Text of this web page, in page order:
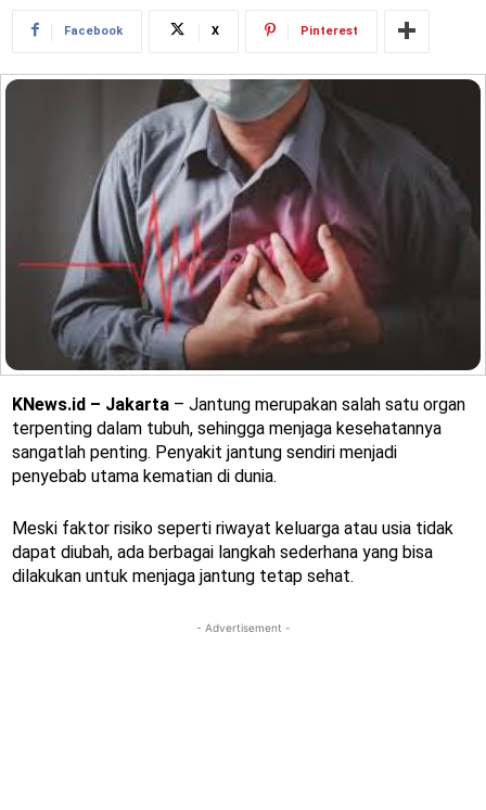
Facebook X Pinterest
KNews.id – Jakarta – Jantung merupakan salah satu organ
terpenting dalam tubuh, sehingga menjaga kesehatannya
sangatlah penting. Penyakit jantung sendiri menjadi
penyebab utama kematian di dunia.
Meski faktor risiko seperti riwayat keluarga atau usia tidak
dapat diubah, ada berbagai langkah sederhana yang bisa
dilakukan untuk menjaga jantung tetap sehat.
- Advertisement -